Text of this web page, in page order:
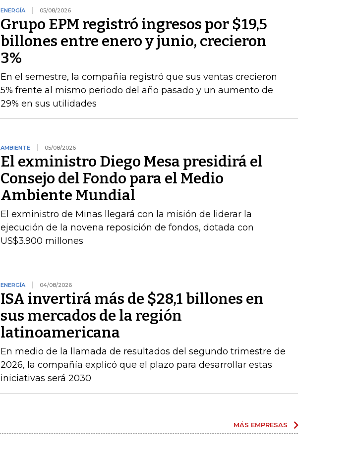
ENERGÍA 05/08/2026
Grupo EPM registró ingresos por $19,5
billones entre enero y junio, crecieron
3%
En el semestre, la compañía registró que sus ventas crecieron
5% frente al mismo periodo del año pasado y un aumento de
29% en sus utilidades
AMBIENTE 05/08/2026
El exministro Diego Mesa presidirá el
Consejo del Fondo para el Medio
Ambiente Mundial
El exministro de Minas llegará con la misión de liderar la
ejecución de la novena reposición de fondos, dotada con
US$3.900 millones
ENERGÍA 04/08/2026
ISA invertirá más de $28,1 billones en
sus mercados de la región
latinoamericana
En medio de la llamada de resultados del segundo trimestre de
2026, la compañía explicó que el plazo para desarrollar estas
iniciativas será 2030
MÁS EMPRESAS